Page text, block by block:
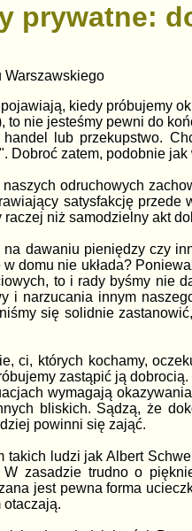
prywatne:
Warszawskiego
kiedy próbujemy
nie jesteśmy pewni do
lub przekupstwo.
Dobroć zatem, podobnie
odruchowych
satysfakcję
niż samodzielny akt
dawaniu pieniędzy czy
domu nie układa?
to i rady byśmy nie
i narzucania innym
się solidnie
ci, których kochamy,
zastąpić ją
wymagają
bliskich. Sądzą, że
powinni się zająć.
ludzi jak Albert
W zasadzie trudno o
jest pewna forma
otaczają.